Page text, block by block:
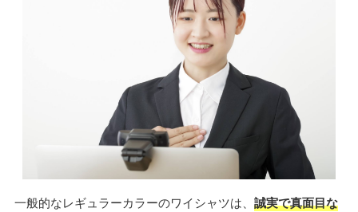
一般的なレギュラーカラーのワイシャツは、 誠実で真面目な